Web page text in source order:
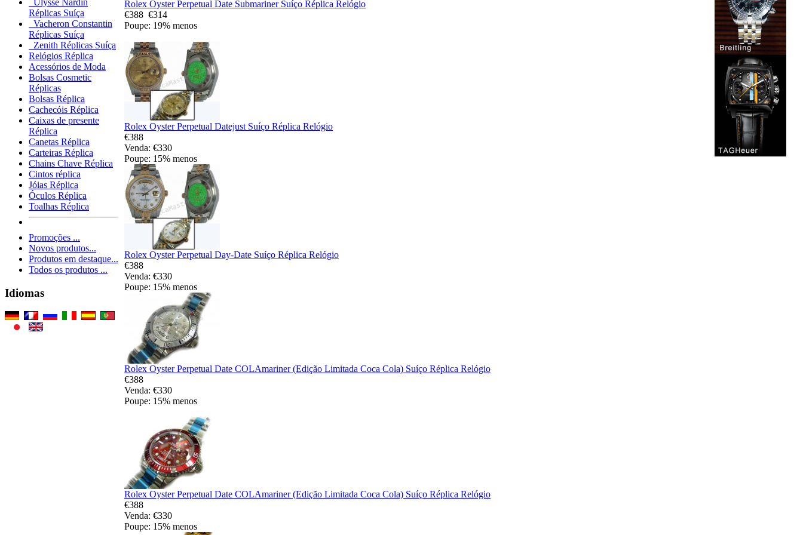
Ulysse Nardin
Réplicas Suíça
Vacheron Constantin
Réplicas Suíça
Zenith Réplicas Suíça
Relógios Réplica
Acessórios de Moda
Bolsas Cosmetic
Réplicas
Bolsas Réplica
Cachecóis Réplica
Caixas de presente
Réplica
Canetas Réplica
Carteiras Réplica
Chains Chave Réplica
Cintos réplica
Jóias Réplica
Óculos Réplica
Toalhas Réplica
Promoções ...
Novos produtos...
Produtos em destaque...
Todos os produtos ...
Idiomas
Rolex Oyster Perpetual Date Submariner Suíço Réplica Relógio
€388 €314
Poupe: 19% menos
Rolex Oyster Perpetual Datejust Suíço Réplica Relógio
€388
Venda: €330
Poupe: 15% menos
Rolex Oyster Perpetual Day-Date Suíço Réplica Relógio
€388
Venda: €330
Poupe: 15% menos
Rolex Oyster Perpetual Date COLAmariner (Edição Limitada Coca Cola) Suíço Réplica Relógio
€388
Venda: €330
Poupe: 15% menos
Rolex Oyster Perpetual Date COLAmariner (Edição Limitada Coca Cola) Suíço Réplica Relógio
€388
Venda: €330
Poupe: 15% menos